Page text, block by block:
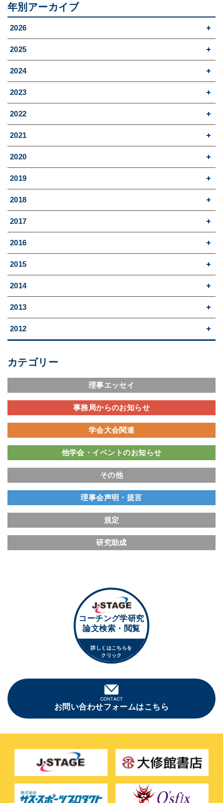
年別アーカイブ
2026
2025
2024
2023
2022
2021
2020
2019
2018
2017
2016
2015
2014
2013
2012
カテゴリー
理事エッセイ
事務局からのお知らせ
学会大会関連
他学会・イベントのお知らせ
その他
理事会声明・提言
規定
研究助成
コーチング学研究
論文検索・閲覧
詳しくはこちらを
クリック
お問い合わせフォームはこちら